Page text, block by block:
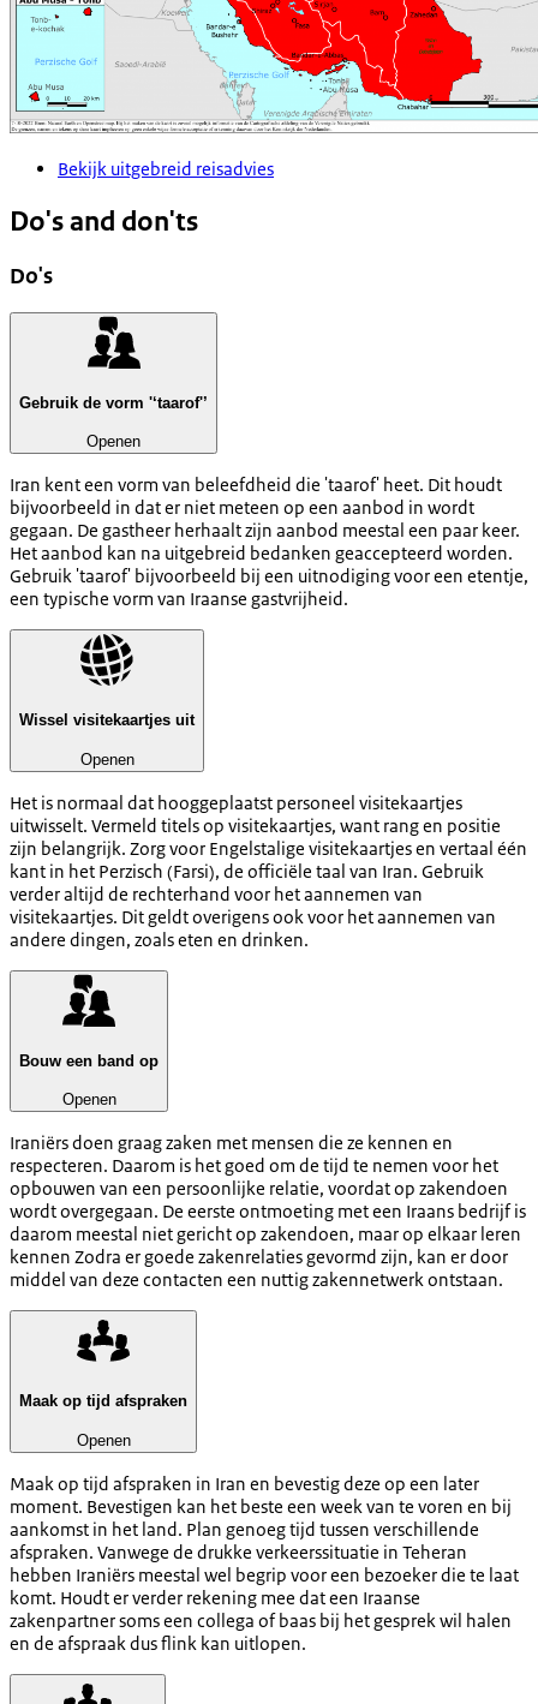
Bekijk uitgebreid reisadvies
Do's and don'ts
Do's
Gebruik de vorm '‘taarof'’
Openen
Iran kent een vorm van beleefdheid die 'taarof' heet. Dit houdt
bijvoorbeeld in dat er niet meteen op een aanbod in wordt
gegaan. De gastheer herhaalt zijn aanbod meestal een paar keer.
Het aanbod kan na uitgebreid bedanken geaccepteerd worden.
Gebruik 'taarof' bijvoorbeeld bij een uitnodiging voor een etentje,
een typische vorm van Iraanse gastvrijheid.
Wissel visitekaartjes uit
Openen
Het is normaal dat hooggeplaatst personeel visitekaartjes
uitwisselt. Vermeld titels op visitekaartjes, want rang en positie
zijn belangrijk. Zorg voor Engelstalige visitekaartjes en vertaal één
kant in het Perzisch (Farsi), de officiële taal van Iran. Gebruik
verder altijd de rechterhand voor het aannemen van
visitekaartjes. Dit geldt overigens ook voor het aannemen van
andere dingen, zoals eten en drinken.
Bouw een band op
Openen
Iraniërs doen graag zaken met mensen die ze kennen en
respecteren. Daarom is het goed om de tijd te nemen voor het
opbouwen van een persoonlijke relatie, voordat op zakendoen
wordt overgegaan. De eerste ontmoeting met een Iraans bedrijf is
daarom meestal niet gericht op zakendoen, maar op elkaar leren
kennen Zodra er goede zakenrelaties gevormd zijn, kan er door
middel van deze contacten een nuttig zakennetwerk ontstaan.
Maak op tijd afspraken
Openen
Maak op tijd afspraken in Iran en bevestig deze op een later
moment. Bevestigen kan het beste een week van te voren en bij
aankomst in het land. Plan genoeg tijd tussen verschillende
afspraken. Vanwege de drukke verkeerssituatie in Teheran
hebben Iraniërs meestal wel begrip voor een bezoeker die te laat
komt. Houdt er verder rekening mee dat een Iraanse
zakenpartner soms een collega of baas bij het gesprek wil halen
en de afspraak dus flink kan uitlopen.